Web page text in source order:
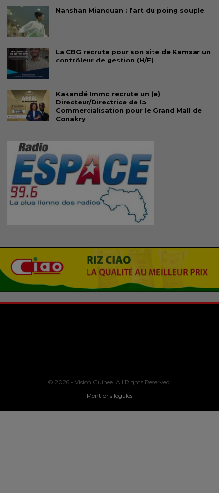
Nanshan Mianquan : l’art du poing souple
La CBG recrute pour son site de Kamsar un
contrôleur de gestion (H/F)
Kakandé Immo recrute un (e)
Directeur/Directrice de la
Commercialisation pour le Grand Mall de
Conakry
© 2026 - Vision Guinee. All Rights Reserved.
Mentions légales